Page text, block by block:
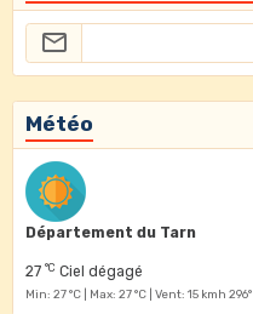
Météo
Département du Tarn
27 °C Ciel dégagé
Min: 27 °C | Max: 27 °C | Vent: 15 kmh 296°